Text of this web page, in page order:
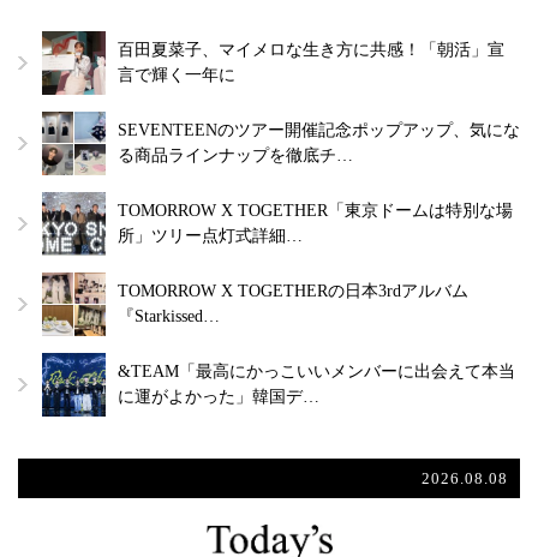
百田夏菜子、マイメロな生き方に共感！「朝活」宣
言で輝く一年に
SEVENTEENのツアー開催記念ポップアップ、気にな
る商品ラインナップを徹底チ…
TOMORROW X TOGETHER「東京ドームは特別な場
所」ツリー点灯式詳細…
TOMORROW X TOGETHERの日本3rdアルバム
『Starkissed…
&TEAM「最高にかっこいいメンバーに出会えて本当
に運がよかった」韓国デ…
2026.08.08